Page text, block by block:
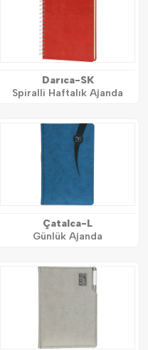
Darıca-SK
Spiralli Haftalık Ajanda
Çatalca-L
Günlük Ajanda